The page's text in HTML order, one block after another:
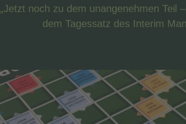
„Jetzt noch zu dem unangenehmen Teil
dem Tagessatz des Interim